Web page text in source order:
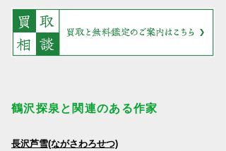
鶴沢探泉と関連のある作家
長沢芦雪(ながさわろせつ)